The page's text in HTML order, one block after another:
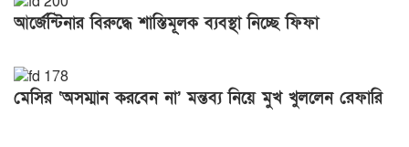
আর্জেন্টিনার বিরুদ্ধে শাস্তিমূলক ব্যবস্থা নিচ্ছে ফিফা
মেসির ‘অসম্মান করবেন না’ মন্তব্য নিয়ে মুখ খুললেন রেফারি